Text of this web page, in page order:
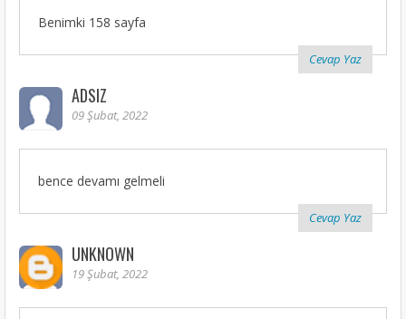
Benimki 158 sayfa
Cevap Yaz
ADSIZ
09 Şubat, 2022
bence devamı gelmeli
Cevap Yaz
UNKNOWN
19 Şubat, 2022